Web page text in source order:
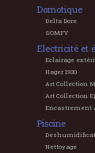
Domotique
Delta Dore
SOMFY
Electricité et
Eclairage
Hager 1930
Art Collection
Art Collection
Encastrement
Piscine
Nettoyage